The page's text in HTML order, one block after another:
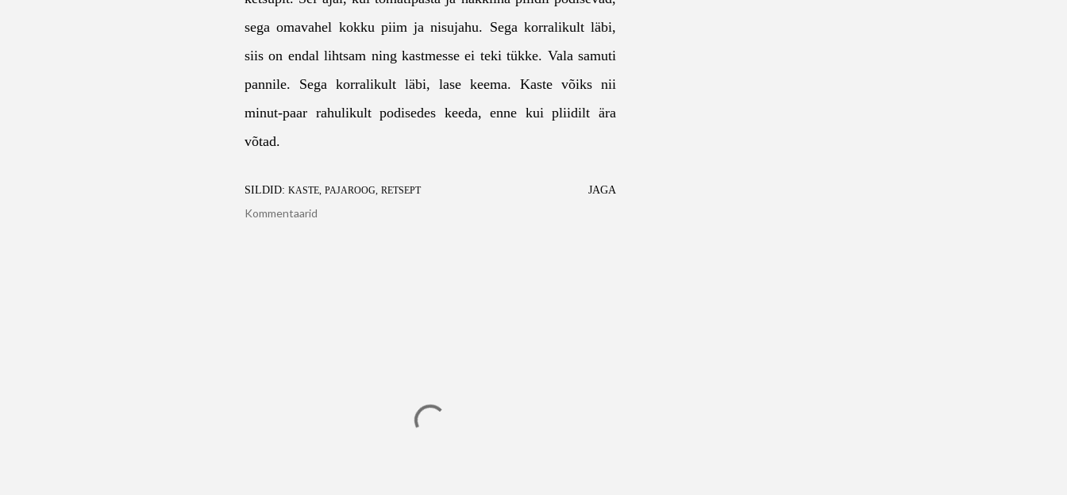
sega omavahel kokku piim ja nisujahu. Sega korralikult läbi,
siis on endal lihtsam ning kastmesse ei teki tükke. Vala samuti
pannile. Sega korralikult läbi, lase keema. Kaste võiks nii
minut-paar rahulikult podisedes keeda, enne kui pliidilt ära
võtad.
SILDID: KASTE PAJAROOG RETSEPT JAGA
Kommentaarid